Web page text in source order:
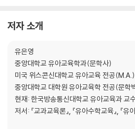
력이 큰 지원자원인 가족에 대한 이해와 지원
이 교재가 예비 유아교사들이 개별 특수아동
지원할 수 있는 지식의 기초가 되기를 바란다
받은 유아뿐만 아니라 경계선상에 있는 유아
육에 대한 학습 내용이 도움이 되기를 바란다
급의 운영을 힘들고 불편하게 하는 존재가 아
사회의 구성원임을 인식하고 열린 태도가 형
3.1. 통합교육의 개념
3.2. 통합교육의 역사적 배경
3.3. 통합교육의 당위성 및 영향
3.4. 통합교육을 위한 구성요인
3.5. 통합교육을 위한 협력적 접근
저자 소개
유은영
중앙대학교 유아교육학과(문학사)
미국 위스콘신대학교 유아교육 전공(M.A.)
중앙대학교 대학원 유아교육학 전공(문학
현재: 한국방송통신대학교 유아교육과 교
저서: 『교과교육론』, 『유아수학교육』, 『유